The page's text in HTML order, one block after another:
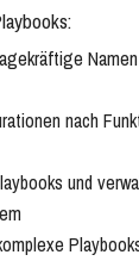
nach
und